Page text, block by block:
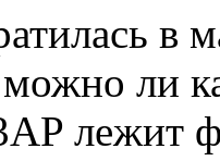
в
ли
лежит